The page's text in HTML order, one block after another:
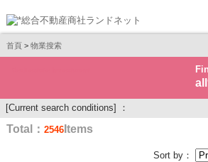
首頁 > 物業搜索
all
[Current search conditions] ：
Total： 2546Items
Sort by：